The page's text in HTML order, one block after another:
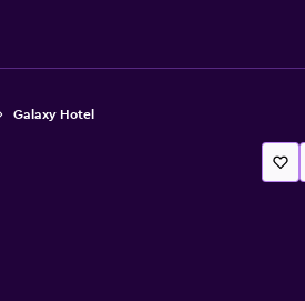
Galaxy Hotel